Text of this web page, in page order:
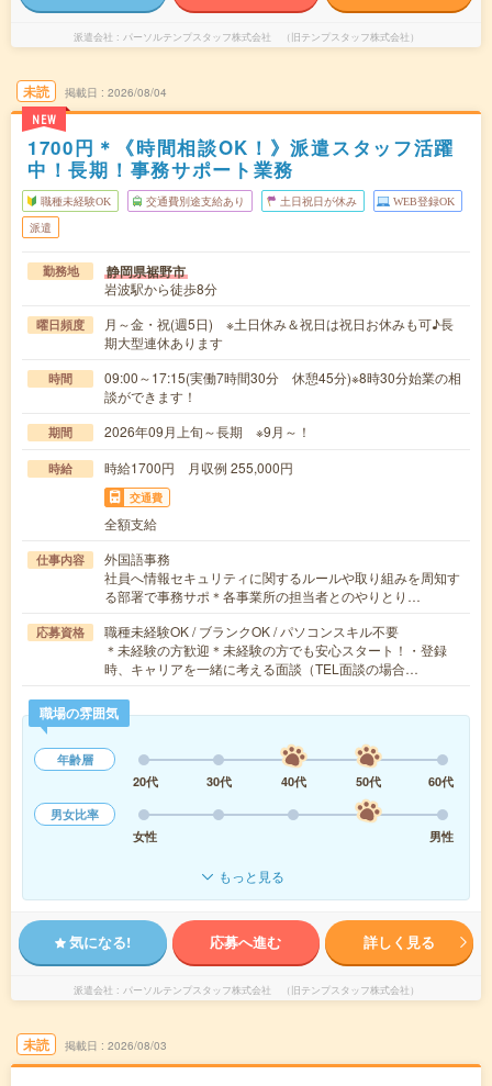
派遣会社 パーソルテンプスタッフ株式会社 （旧テンプスタッフ株式会社）
未読
NEW
掲載日 2026/08/04
1700円＊《時間相談OK！》派遣スタッフ活躍
中！長期！事務サポート業務
職種未経験OK 交通費別途支給あり 土日祝日が休み WEB登録OK
派遣
勤務地 静岡県裾野市
岩波駅から徒歩8分
曜日頻度
月～金・祝(週5日) ※土日休み＆祝日は祝日お休みも可♪長
期大型連休あります
時間
09:00～17:15(実働7時間30分 休憩45分)※8時30分始業の相
談ができます！
期間 2026年09月上旬～長期 ※9月～！
時給 時給1700円 月収例 255,000円
交通費
全額支給
仕事内容
外国語事務
社員へ情報セキュリティに関するルールや取り組みを周知す
る部署で事務サポ＊各事業所の担当者とのやりとり…
応募資格
職種未経験OK / ブランクOK / パソコンスキル不要
＊未経験の方歓迎＊未経験の方でも安心スタート！・登録
時、キャリアを一緒に考える面談（TEL面談の場合…
職場の雰囲気
年齢層
20代
30代 40代 50代
60代
男女比率
女性
男性
もっと見る
気になる! 応募へ進む 詳しく見る
派遣会社 パーソルテンプスタッフ株式会社 （旧テンプスタッフ株式会社）
未読 掲載日 2026/08/03